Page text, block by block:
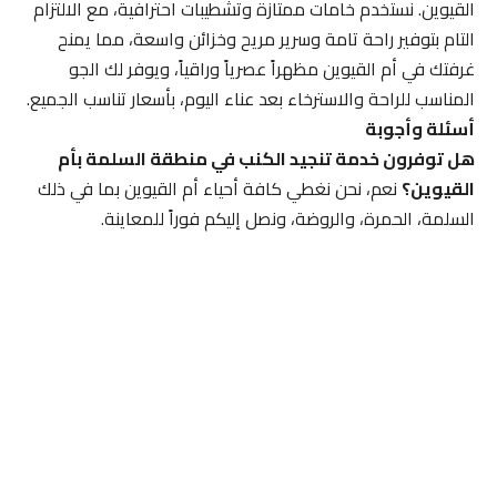
القيوين. نستخدم خامات ممتازة وتشطيبات احترافية، مع الالتزام
التام بتوفير راحة تامة وسرير مريح وخزائن واسعة، مما يمنح
غرفتك في أم القيوين مظهراً عصرياً وراقياً، ويوفر لك الجو
المناسب للراحة والاسترخاء بعد عناء اليوم، بأسعار تناسب الجميع.
أسئلة وأجوبة
هل توفرون خدمة تنجيد الكنب في منطقة السلمة بأم
القيوين؟نعم، نحن نغطي كافة أحياء أم القيوين بما في ذلك
السلمة، الحمرة، والروضة، ونصل إليكم فوراً للمعاينة.